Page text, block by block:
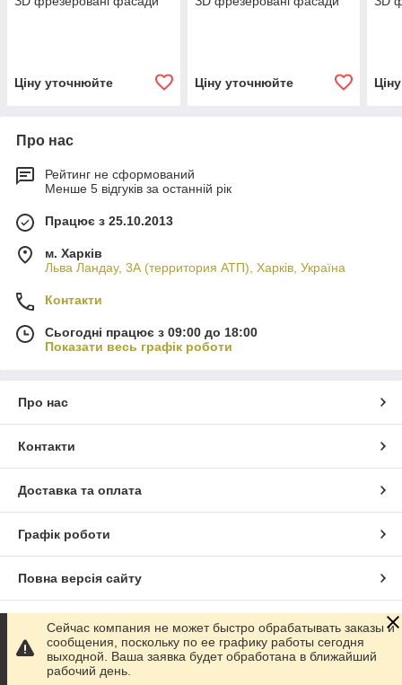
Ціну уточнюйте Ціну уточнюйте
Про нас
Рейтинг не сформований
Менше 5 відгуків за останній рік
Працює з 25.10.2013
м. Харків
Льва Ландау, 3А (территория АТП), Харків, Україна
Контакти
Сьогодні працює з 09:00 до 18:00
Показати весь графік роботи
Про нас
Контакти
Доставка та оплата
Графік роботи
Повна версія сайту
Сайт створено на маркетплейсі Prom.ua
Політика конфіденційності
Сейчас компания не может быстро обрабатывать заказы и
сообщения, поскольку по ее графику работы сегодня
выходной. Ваша заявка будет обработана в ближайший
рабочий день.